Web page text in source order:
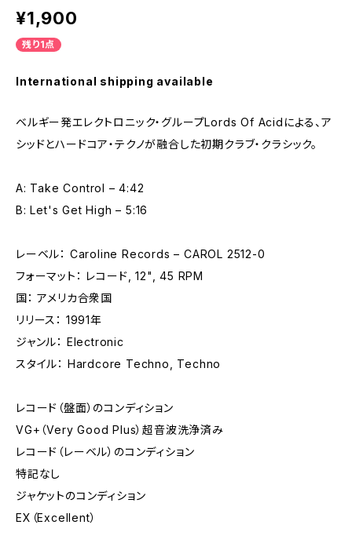
¥1,900
残り1点
International shipping available
ベルギー発エレクトロニック・グループLords Of Acidによる、ア
シッドとハードコア・テクノが融合した初期クラブ・クラシック。
A: Take Control – 4:42
B: Let's Get High – 5:16
レーベル： Caroline Records – CAROL 2512-0
フォーマット： レコード, 12", 45 RPM
国： アメリカ合衆国
リリース： 1991年
ジャンル： Electronic
スタイル： Hardcore Techno, Techno
レコード（盤面）のコンディション
VG+（Very Good Plus）超音波洗浄済み
レコード（レーベル）のコンディション
特記なし
ジャケットのコンディション
EX（Excellent）